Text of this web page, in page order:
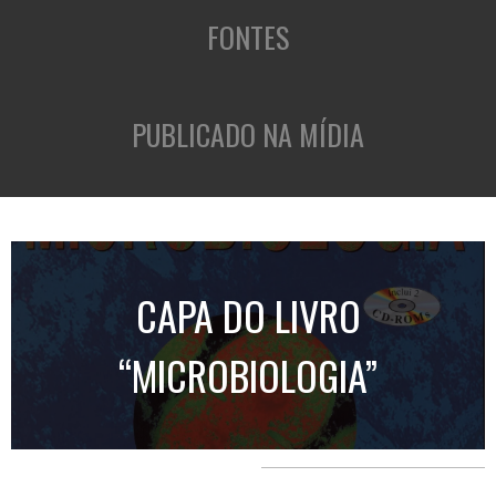
FONTES
PUBLICADO NA MÍDIA
CAPA DO LIVRO
“MICROBIOLOGIA”